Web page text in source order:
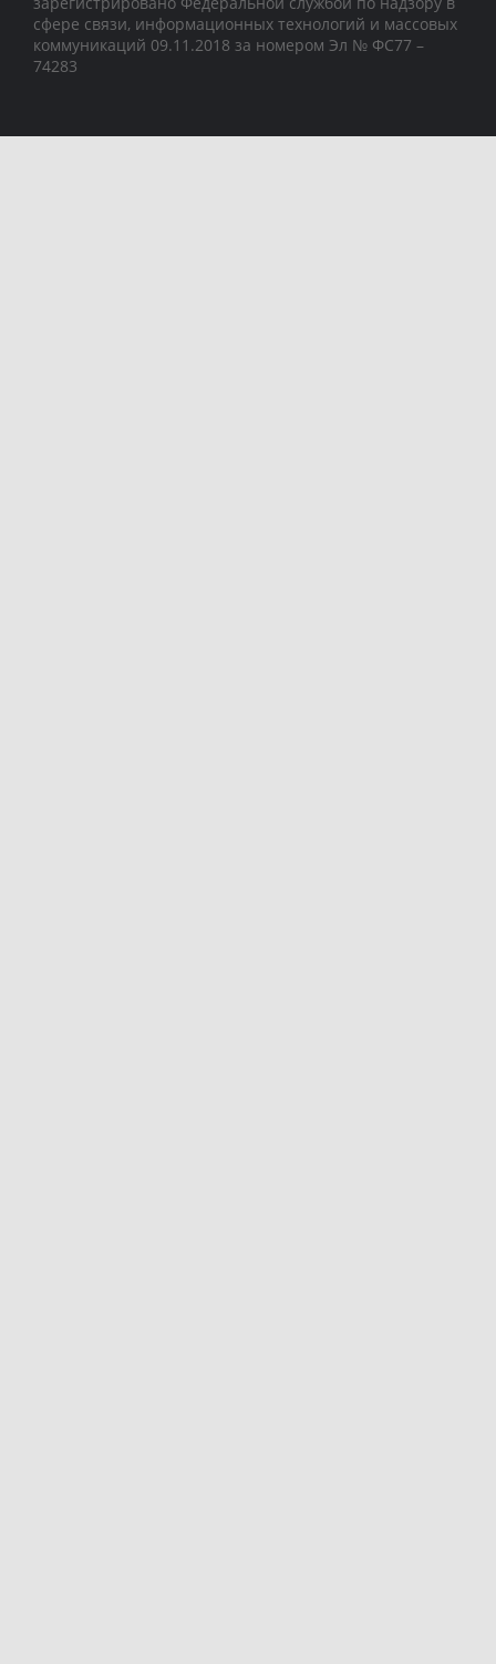
сфере связи, информационных технологий и массовых
коммуникаций 09.11.2018 за номером Эл № ФС77 –
74283